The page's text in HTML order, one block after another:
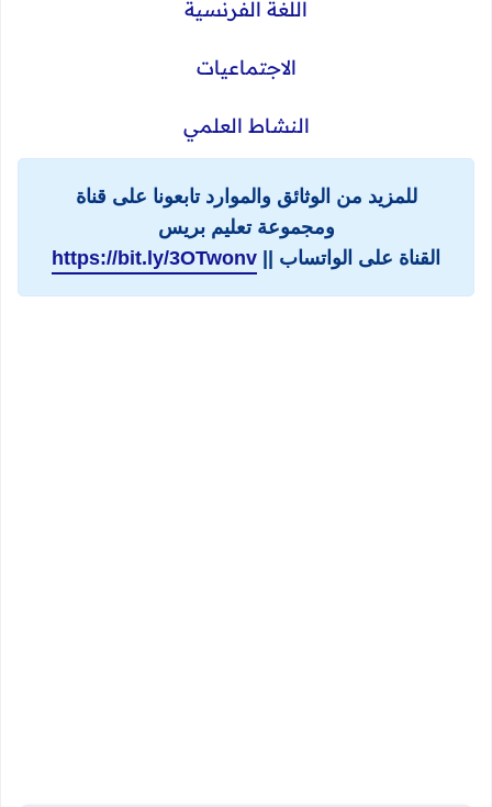
اللغة الفرنسية
الاجتماعيات
النشاط العلمي
للمزيد من الوثائق والموارد تابعونا على قناة
ومجموعة تعليم بريس
القناة على الواتساب || https://bit.ly/3OTwonv